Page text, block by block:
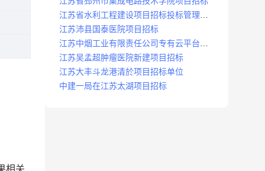
相关
江苏省水利工程建设项目招标投标管理办
法
江苏沛县国泰医院项目招标
江苏中烟工业有限责任公司专有云平台扩
容项目招标
江苏吴孟超肿瘤医院新建项目招标
江苏大丰斗龙港清於项目招标单位
中建一局在江苏太湖项目招标